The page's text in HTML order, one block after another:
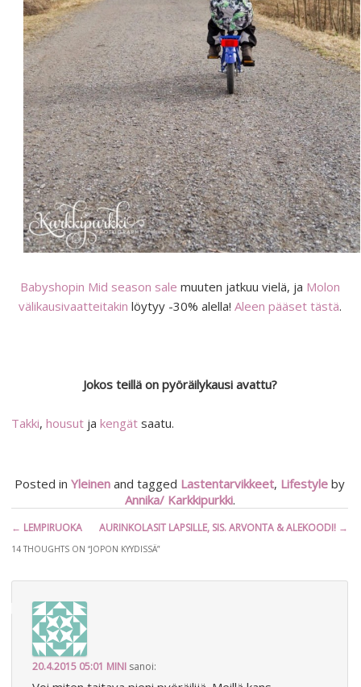
Babyshopin Mid season sale muuten jatkuu vielä, ja Molon
välikausivaatteitakin löytyy -30% alella! Aleen pääset tästä.
Jokos teillä on pyöräilykausi avattu?
Takki,housut jakengät saatu.
Posted inYleinen and tagged Lastentarvikkeet, Lifestyle by
Annika/ Karkkipurkki.
Artikkelien
selaus
← LEMPIRUOKA AURINKOLASIT LAPSILLE, SIS. ARVONTA & ALEKOODI! →
14 THOUGHTS ON “JOPON KYYDISSÄ”
20.4.2015 05:01 MINI sanoi: